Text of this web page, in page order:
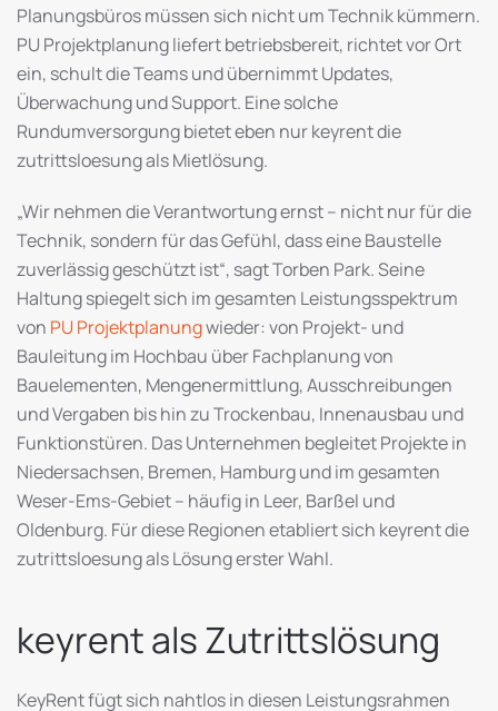
Planungsbüros müssen sich nicht um Technik kümmern.
PU Projektplanung liefert betriebsbereit, richtet vor Ort
ein, schult die Teams und übernimmt Updates,
Überwachung und Support. Eine solche
Rundumversorgung bietet eben nur keyrent die
zutrittsloesung als Mietlösung.
„Wir nehmen die Verantwortung ernst – nicht nur für die
Technik, sondern für das Gefühl, dass eine Baustelle
zuverlässig geschützt ist“, sagt Torben Park. Seine
Haltung spiegelt sich im gesamten Leistungsspektrum
von PU Projektplanungwieder: von Projekt- und
Bauleitung im Hochbau über Fachplanung von
Bauelementen, Mengenermittlung, Ausschreibungen
und Vergaben bis hin zu Trockenbau, Innenausbau und
Funktionstüren. Das Unternehmen begleitet Projekte in
Niedersachsen, Bremen, Hamburg und im gesamten
Weser-Ems-Gebiet – häufig in Leer, Barßel und
Oldenburg. Für diese Regionen etabliert sich keyrent die
zutrittsloesung als Lösung erster Wahl.
keyrent als Zutrittslösung
KeyRent fügt sich nahtlos in diesen Leistungsrahmen